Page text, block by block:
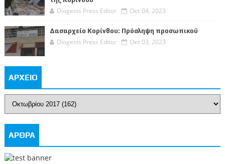
Diogenis Press Editor Οκτ 04, 2023
Δασαρχείο Κορίνθου: Πρόσληψη προσωπικού
Diogenis Press Editor Οκτ 03, 2023
ΑΡΧΕΙΟ
ΑΡΘΡΑ